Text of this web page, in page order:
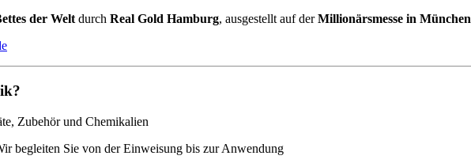
der Welt durch Real Gold Hamburg, ausgestellt auf derMillionärsmesse in München
Zubehör und Chemikalien
begleiten Sie von der Einweisung bis zur Anwendung